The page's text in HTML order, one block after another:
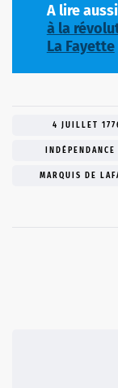
A lire
à la
La Fayette
4 JUILLET
MARQUIS DE